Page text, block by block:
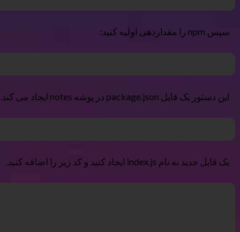
سپس npm را مقداردهی اولیه کنید:
این دستور یک فایل package.json در پوشه notes ایجاد می کند. در نهایت Express را نصب کنید.
یک فایل جدید به نام index.js ایجاد کنید و کد زیر را اضافه کنید.